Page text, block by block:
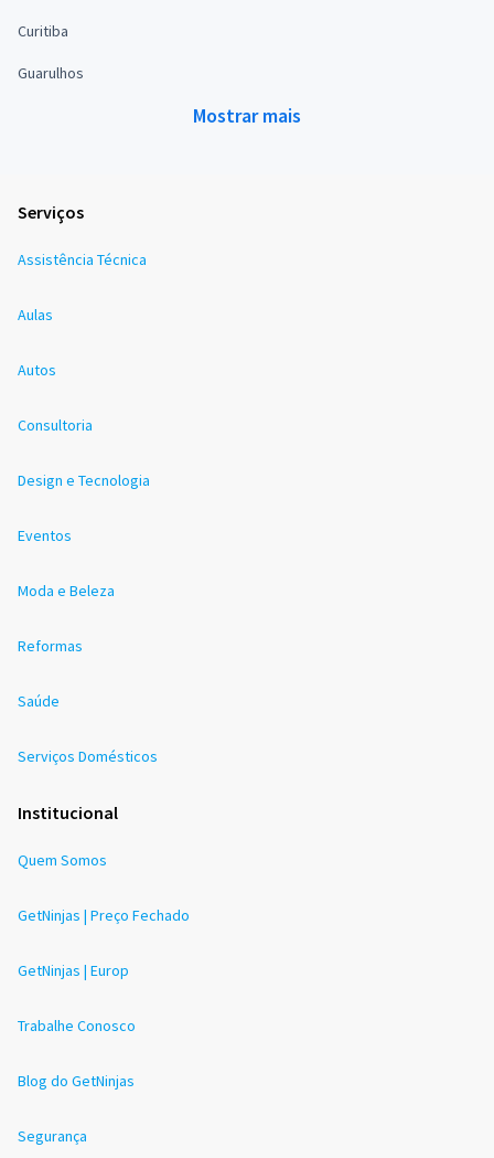
Curitiba
Guarulhos
Mostrar mais
Serviços
Assistência Técnica
Aulas
Autos
Consultoria
Design e Tecnologia
Eventos
Moda e Beleza
Reformas
Saúde
Serviços Domésticos
Institucional
Quem Somos
GetNinjas | Preço Fechado
GetNinjas | Europ
Trabalhe Conosco
Blog do GetNinjas
Segurança